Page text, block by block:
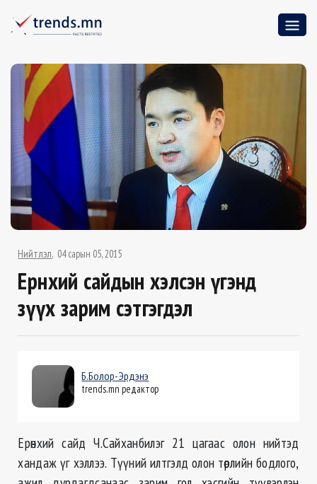
Нийтлэл 04 сарын 05, 2015
Ерөнхий сайдын хэлсэн үгэнд
зүүх зарим сэтгэгдэл
Б.Болор-Эрдэнэ
trends.mn редактор
Ерөнхий сайд Ч.Сайханбилэг 21 цагаас олон нийтэд
хандаж үг хэллээ. Түүний илтгэлд олон төрлийн бодлого,